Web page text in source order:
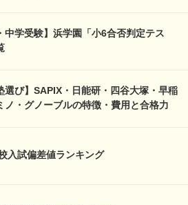
中学受験】浜学園「小6合否判定テス
選び】SAPIX・日能研・四谷大塚・早稲
ノ・グノーブルの特徴・費用と合格力
入試偏差値ランキング